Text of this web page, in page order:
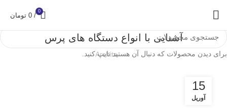
0
/
0 تومان
آشنایی با انواع دستگاه های پرس
Arshita
15
آوریل
برای دیدن محصولات که دنبال آن هستید تایپ کنید.